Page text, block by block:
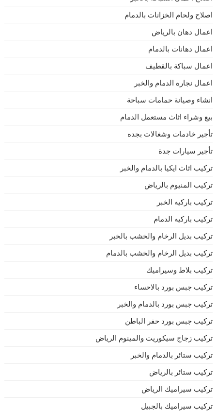
اصلاح ولحام الخزانات بالدمام
اعمال دهان بالرياض
اعمال دهانات بالدمام
اعمال سباكة بالقطيف
اعمال نجاره الدمام والخبر
انشاء وصيانة حمامات سباحة
بيع وشراء اثاث مستعمل الدمام
تأجير خادمات وشغالات بجده
تأجير سيارات جدة
تركيب اثاث ايكيا بالدمام والخبر
تركيب المنيوم بالرياض
تركيب باركيه الخبر
تركيب باركيه الدمام
تركيب بديل الرخام والخشب بالخبر
تركيب بديل الرخام والخشب بالدمام
تركيب بلاط وسيراميك
تركيب جبس بورد بالاحساء
تركيب جبس بورد بالدمام والخبر
تركيب جبس بورد حفر الباطن
تركيب زجاج سيكوريت والمينوم الرياض
تركيب ستائر بالدمام والخبر
تركيب ستائر بالرياض
تركيب سيراميك الرياض
تركيب سيراميك بالجبيل